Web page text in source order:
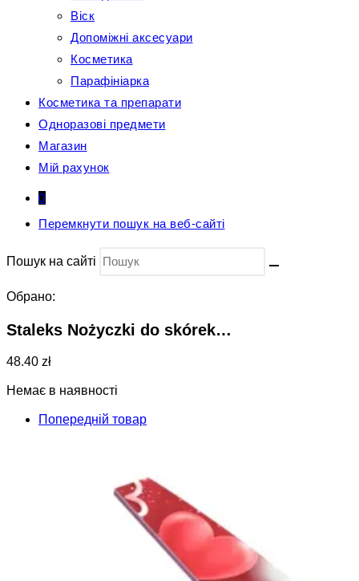
Віск
Допоміжні аксесуари
Косметика
Парафініарка
Косметика та препарати
Одноразові предмети
Магазин
Мій рахунок
0
Перемкнути пошук на веб-сайті
Пошук на сайті
Обрано:
Staleks Nożyczki do skórek…
48.40 zł
Немає в наявності
Попередній товар